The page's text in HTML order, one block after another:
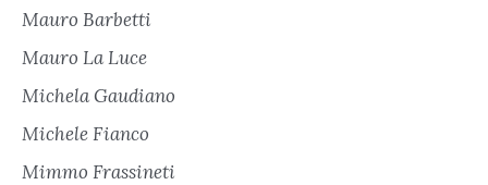
Mauro Barbetti
Mauro La Luce
Michela Gaudiano
Michele Fianco
Mimmo Frassineti